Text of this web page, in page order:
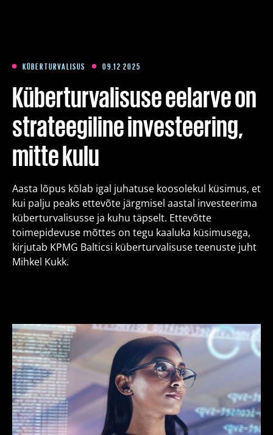
Paketid
Meist
Artiklid
Kontakt
Est Eng Fin
KÜBERTURVALISUS 09.12 2025
Küberturvalisuse eelarve on
strateegiline investeering,
mitte kulu
Aasta lõpus kõlab igal juhatuse koosolekul küsimus, et
kui palju peaks ettevõte järgmisel aastal investeerima
küberturvalisusse ja kuhu täpselt. Ettevõtte
toimepidevuse mõttes on tegu kaaluka küsimusega,
kirjutab KPMG Balticsi küberturvalisuse teenuste juht
Mihkel Kukk.